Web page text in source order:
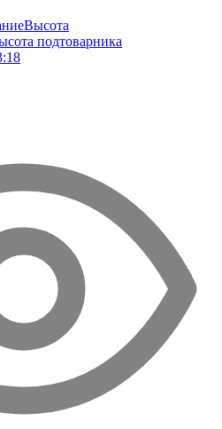
Высота
подтоварника